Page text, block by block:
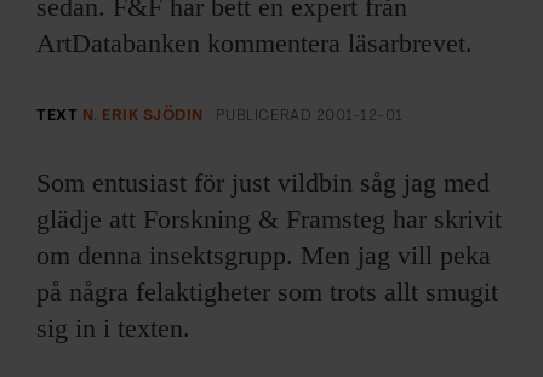
ARKIV & E-TIDNING
SHOP
KONTAKTA F&F
SKRIV I F&F
sedan. F&F har bett en expert från
ArtDatabanken kommentera läsarbrevet.
TEXT N. ERIK SJÖDIN PUBLICERAD 2001-12-01
Som entusiast för just vildbin såg jag med
glädje att Forskning & Framsteg har skrivit
om denna insektsgrupp. Men jag vill peka
på några felaktigheter som trots allt smugit
sig in i texten.